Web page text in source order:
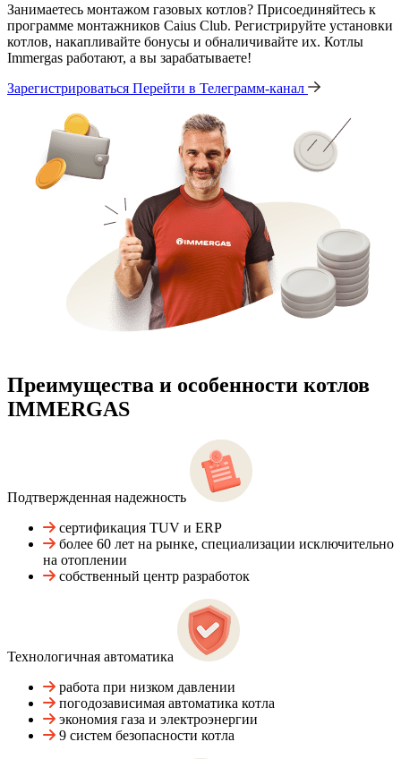
Занимаетесь монтажом газовых котлов? Присоединяйтесь к
программе монтажников Caius Club. Регистрируйте установки
котлов, накапливайте бонусы и обналичивайте их. Котлы
Immergas работают, а вы зарабатываете!
Зарегистрироваться Перейти в Телеграмм-канал
Преимущества и особенности котлов
IMMERGAS
Подтвержденная надежность
сертификация TUV и ERP
более 60 лет на рынке, специализации исключительно
на отоплении
собственный центр разработок
Технологичная автоматика
работа при низком давлении
погодозависимая автоматика котла
экономия газа и электроэнергии
9 систем безопасности котла